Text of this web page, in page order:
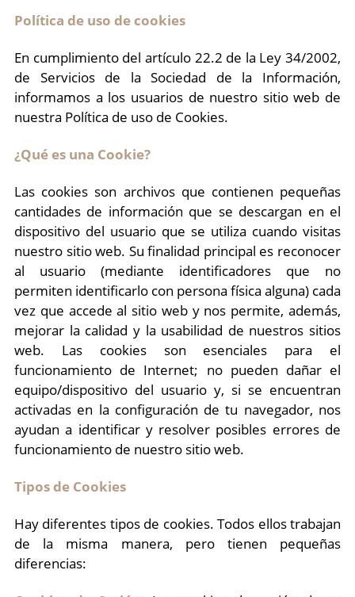
Política de uso de cookies
En cumplimiento del artículo 22.2 de la Ley 34/2002,
de Servicios de la Sociedad de la Información,
informamos a los usuarios de nuestro sitio web de
nuestra Política de uso de Cookies.
¿Qué es una Cookie?
Las cookies son archivos que contienen pequeñas
cantidades de información que se descargan en el
dispositivo del usuario que se utiliza cuando visitas
nuestro sitio web. Su finalidad principal es reconocer
al usuario (mediante identificadores que no
permiten identificarlo con persona física alguna) cada
vez que accede al sitio web y nos permite, además,
mejorar la calidad y la usabilidad de nuestros sitios
web. Las cookies son esenciales para el
funcionamiento de Internet; no pueden dañar el
equipo/dispositivo del usuario y, si se encuentran
activadas en la configuración de tu navegador, nos
ayudan a identificar y resolver posibles errores de
funcionamiento de nuestro sitio web.
Tipos de Cookies
Hay diferentes tipos de cookies. Todos ellos trabajan
de la misma manera, pero tienen pequeñas
diferencias: